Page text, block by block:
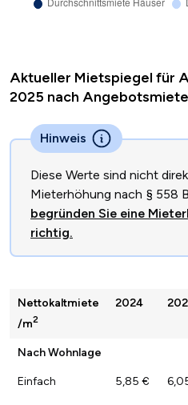
Aktueller Mietspiegel für
2025 nach
Hinweis
Diese Werte sind nicht
Mieterhöhung nach § 558
begründen Sie eine
richtig.
Nettokaltmiete
/m2
2024
Nach Wohnlage
Einfach 5,85 €